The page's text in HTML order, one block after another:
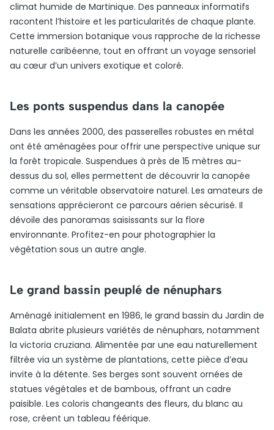
climat humide de Martinique. Des panneaux informatifs
racontent l’histoire et les particularités de chaque plante.
Cette immersion botanique vous rapproche de la richesse
naturelle caribéenne, tout en offrant un voyage sensoriel
au cœur d’un univers exotique et coloré.
Les ponts suspendus dans la canopée
Dans les années 2000, des passerelles robustes en métal
ont été aménagées pour offrir une perspective unique sur
la forêt tropicale. Suspendues à près de 15 mètres au-
dessus du sol, elles permettent de découvrir la canopée
comme un véritable observatoire naturel. Les amateurs de
sensations apprécieront ce parcours aérien sécurisé. Il
dévoile des panoramas saisissants sur la flore
environnante. Profitez-en pour photographier la
végétation sous un autre angle.
Le grand bassin peuplé de nénuphars
Aménagé initialement en 1986, le grand bassin du Jardin de
Balata abrite plusieurs variétés de nénuphars, notamment
la victoria cruziana. Alimentée par une eau naturellement
filtrée via un système de plantations, cette pièce d’eau
invite à la détente. Ses berges sont souvent ornées de
statues végétales et de bambous, offrant un cadre
paisible. Les coloris changeants des fleurs, du blanc au
rose, créent un tableau féérique.